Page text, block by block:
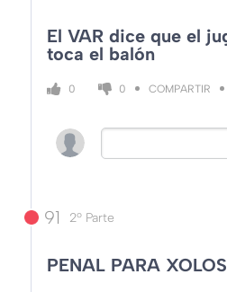
El VAR dice que el
toca el balón
0 0 COMPARTIR
91 2º Parte
PENAL PARA XOLOS